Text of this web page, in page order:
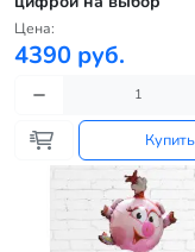
Цена:
4390 руб.
Купить